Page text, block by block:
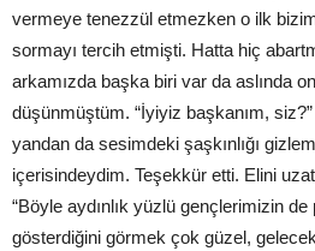
vermeye tenezzül etmezken o ilk
sormayı tercih etmişti. Hatta hiç
arkamızda başka biri var da aslında
düşünmüştüm. “İyiyiz başkanım,
yandan da sesimdeki şaşkınlığı
içerisindeydim. Teşekkür etti. Elini
“Böyle aydınlık yüzlü gençlerimizin
gösterdiğini görmek çok güzel,